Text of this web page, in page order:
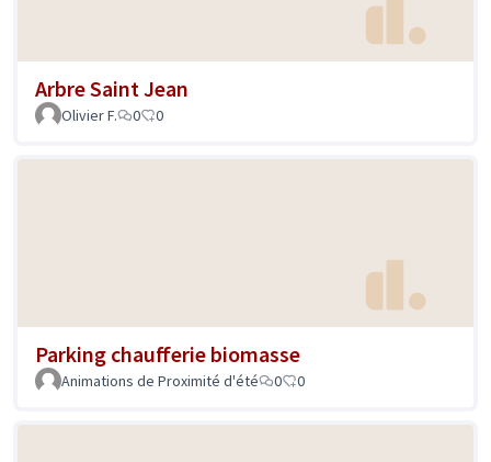
Arbre Saint Jean
Olivier F. 0 0
Parking chaufferie biomasse
Animations de Proximité d'été 0 0